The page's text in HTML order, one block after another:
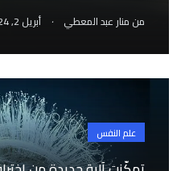
من منار عبد المعطي . أبريل 2, 2024
علم النفس